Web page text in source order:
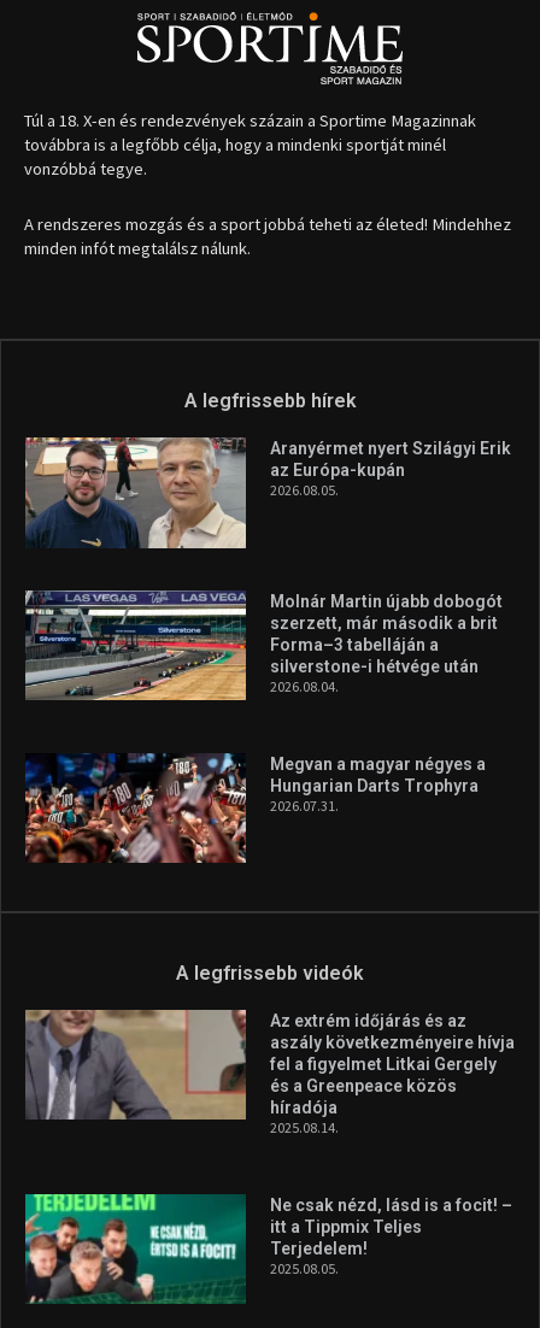
Túl a 18. X-en és rendezvények százain a Sportime Magazinnak
továbbra is a legfőbb célja, hogy a mindenki sportját minél
vonzóbbá tegye.
A rendszeres mozgás és a sport jobbá teheti az életed! Mindehhez
minden infót megtalálsz nálunk.
A legfrissebb hírek
Aranyérmet nyert Szilágyi Erik
az Európa-kupán
2026.08.05.
Molnár Martin újabb dobogót
szerzett, már második a brit
Forma–3 tabelláján a
silverstone-i hétvége után
2026.08.04.
Megvan a magyar négyes a
Hungarian Darts Trophyra
2026.07.31.
A legfrissebb videók
Az extrém időjárás és az
aszály következményeire hívja
fel a figyelmet Litkai Gergely
és a Greenpeace közös
híradója
2025.08.14.
Ne csak nézd, lásd is a focit! –
itt a Tippmix Teljes
Terjedelem!
2025.08.05.